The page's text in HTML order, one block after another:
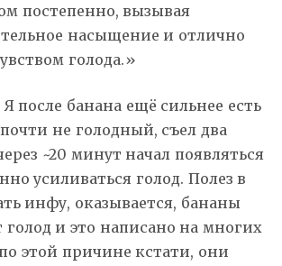
постепенно, вызывая
насыщение и отлично
голода.»
после банана ещё сильнее есть
не голодный, съел два
~20 минут начал появляться
усиливаться голод. Полез в
инфу, оказывается, бананы
и это написано на многих
этой причине кстати, они